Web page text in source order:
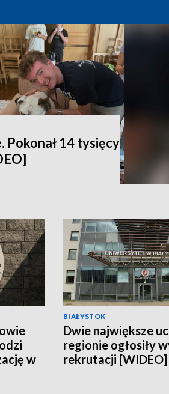
Pokonał 14 tysięcy
w
BIAŁYSTOK
Dwie największe
regionie ogłosiły
rekrutacji [WIDEO]